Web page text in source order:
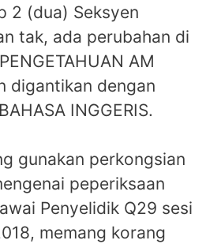
2 (dua) Seksyen
tak, ada perubahan di
AM
digantikan dengan
INGGERIS.
gunakan perkongsian
peperiksaan
Penyelidik Q29 sesi
memang korang